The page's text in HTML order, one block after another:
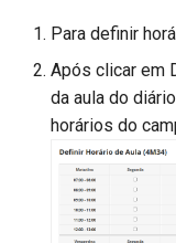
Para definir
Após clicar em
da aula do
horários do